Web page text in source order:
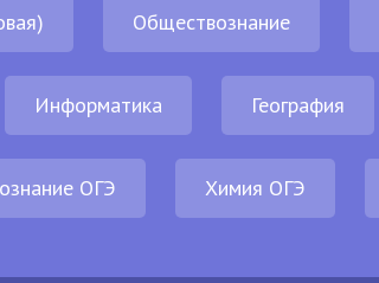
Обществознание
Информатика География
ОГЭ Химия ОГЭ